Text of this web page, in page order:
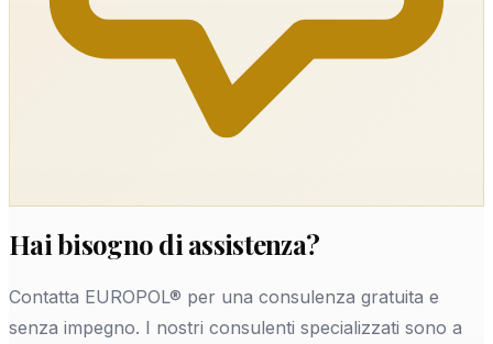
Hai bisogno di assistenza?
Contatta EUROPOL® per una consulenza gratuita e
senza impegno. I nostri consulenti specializzati sono a